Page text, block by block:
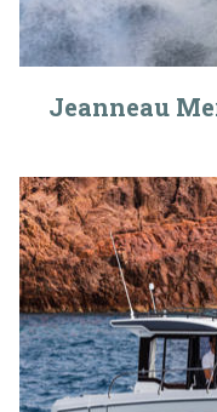
Jeanneau